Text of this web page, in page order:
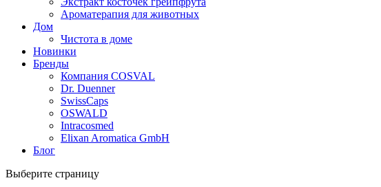
Ароматерапия для животных
Дом
Чистота в доме
Новинки
Бренды
Компания COSVAL
Dr. Duenner
SwissCaps
OSWALD
Intracosmed
Elixan Aromatica GmbH
Блог
Выберите страницу